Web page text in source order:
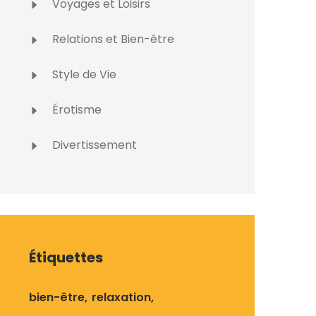
Voyages et Loisirs
Relations et Bien-être
Style de Vie
Érotisme
Divertissement
Étiquettes
bien-être relaxation